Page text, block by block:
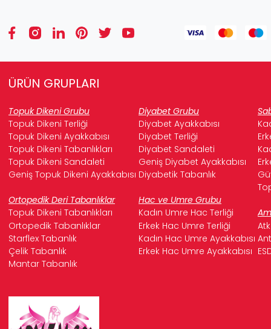
ÜRÜN GRUPLARI
Topuk Dikeni Grubu Diyabet Grubu
Topuk Dikeni Terliği
Diyabet Ayakkabısı
Topuk Dikeni Ayakkabısı
Diyabet Terliği
Topuk Dikeni Tabanlıkları
Diyabet Sandaleti
Topuk Dikeni Sandaleti
Geniş Diyabet Ayakkabısı
Geniş Topuk Dikeni Ayakkabısı Diyabetik Tabanlık
Ortopedik Deri Tabanlıklar
Hac ve Umre Grubu
Topuk Dikeni Tabanlıkları
Kadın Umre Hac Terliği
Ortopedik Tabanlıklar
Erkek Hac Umre Terliği
Starflex Tabanlık
Kadın Hac Umre Ayakkabısı
Çelik Tabanlık
Erkek Hac Umre Ayakkabısı
Mantar Tabanlık